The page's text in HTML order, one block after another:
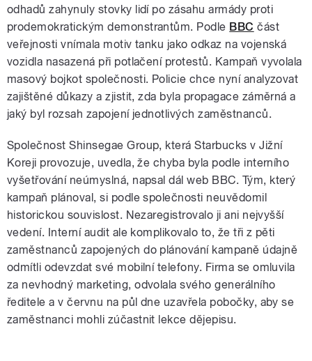
odhadů zahynuly stovky lidí po zásahu armády proti
prodemokratickým demonstrantům. Podle BBC část
veřejnosti vnímala motiv tanku jako odkaz na vojenská
vozidla nasazená při potlačení protestů. Kampaň vyvolala
masový bojkot společnosti. Policie chce nyní analyzovat
zajištěné důkazy a zjistit, zda byla propagace záměrná a
jaký byl rozsah zapojení jednotlivých zaměstnanců.
Společnost Shinsegae Group, která Starbucks v Jižní
Koreji provozuje, uvedla, že chyba byla podle interního
vyšetřování neúmyslná, napsal dál web BBC. Tým, který
kampaň plánoval, si podle společnosti neuvědomil
historickou souvislost. Nezaregistrovalo ji ani nejvyšší
vedení. Interní audit ale komplikovalo to, že tři z pěti
zaměstnanců zapojených do plánování kampaně údajně
odmítli odevzdat své mobilní telefony. Firma se omluvila
za nevhodný marketing, odvolala svého generálního
ředitele a v červnu na půl dne uzavřela pobočky, aby se
zaměstnanci mohli zúčastnit lekce dějepisu.